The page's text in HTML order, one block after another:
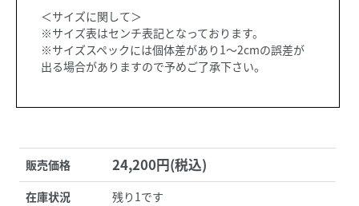
＜サイズに関して＞
※サイズ表はセンチ表記となっております。
※サイズスペックには個体差があり1～2cmの誤差が
出る場合がありますので予めご了承下さい。
販売価格 24,200円(税込)
在庫状況 残り1です